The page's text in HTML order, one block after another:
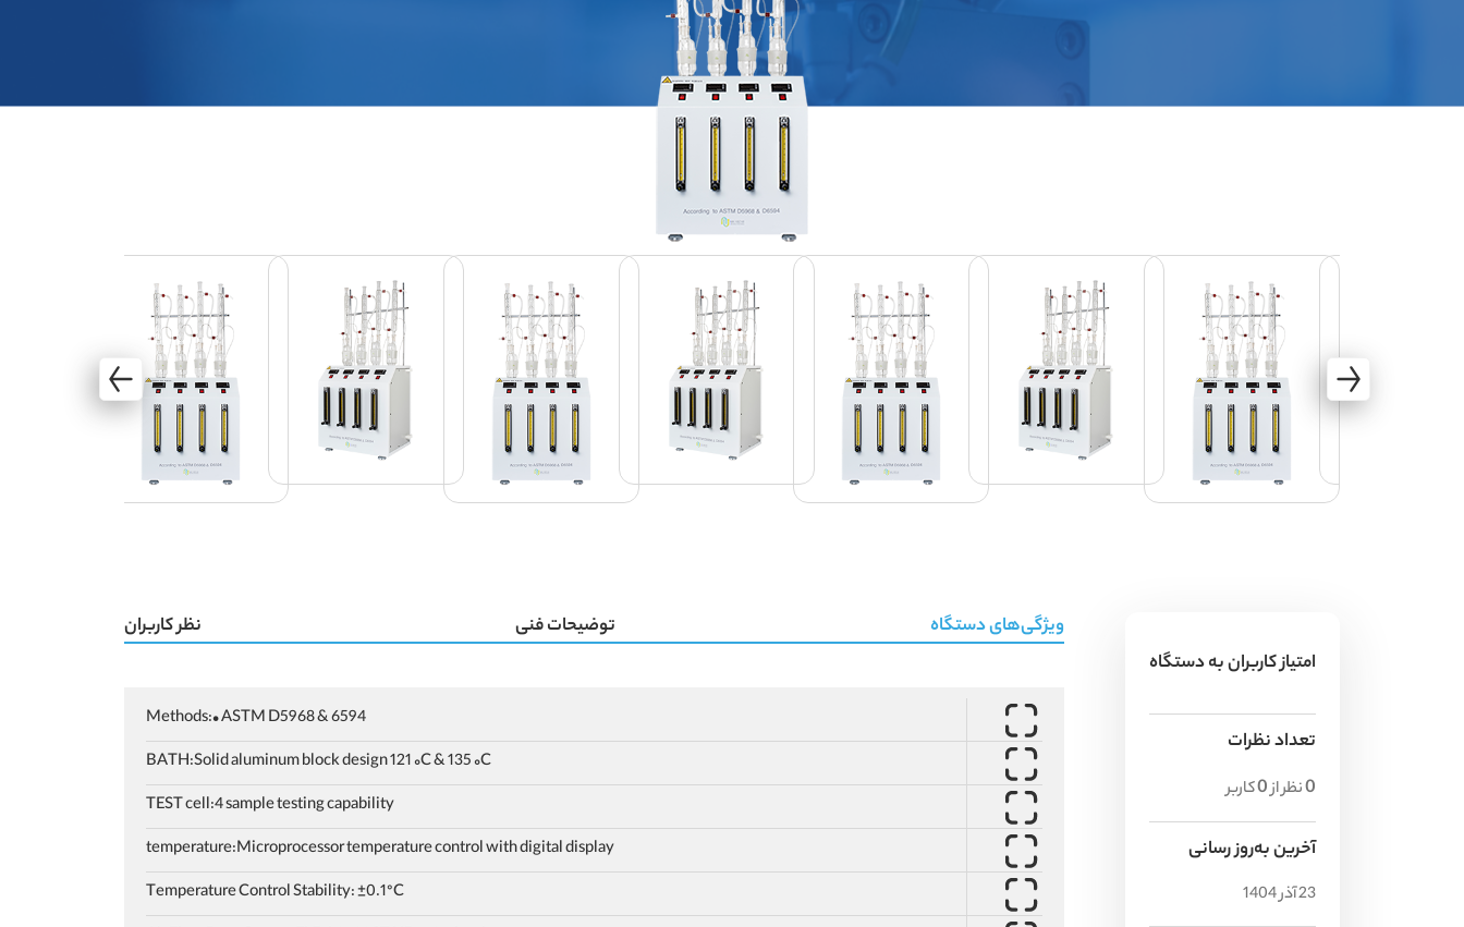
امتیاز کاربران به دستگاه
تعداد نظرات
0نظر از0کاربر
آخرین به‌روز رسانی
23 آذر 1404
ویژگی‌های دستگاه توضیحات فنی نظر کاربران
Methods:• ASTM D5968 & 6594
BATH:Solid aluminum block design 121 ◦C & 135 ◦C
TEST cell:4 sample testing capability
temperature:Microprocessor temperature control with digital display
Temperature Control Stability: ±0.1°C